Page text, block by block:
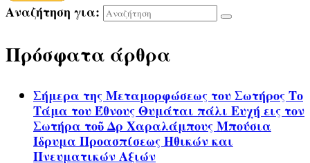
Αναζήτηση για:
Πρόσφατα άρθρα
Σήμερα της Μεταμορφώσεως του Σωτήρος Το
Τάμα του Έθνους Θυμάται πάλι Ευχή εις τον
Σωτήρα τοῦ Δρ Χαραλάμπους Μπούσια
Ίδρυμα Προασπίσεως Ηθικών και
Πνευματικών Αξιών